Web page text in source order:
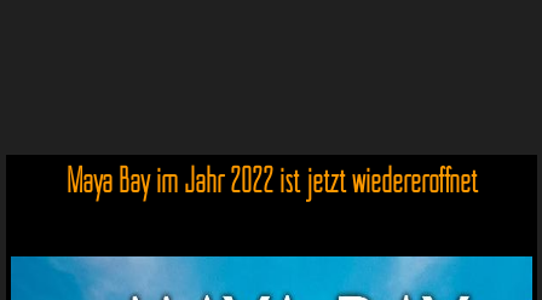
Maya Bay im Jahr 2022 ist jetzt wiedereröffnet